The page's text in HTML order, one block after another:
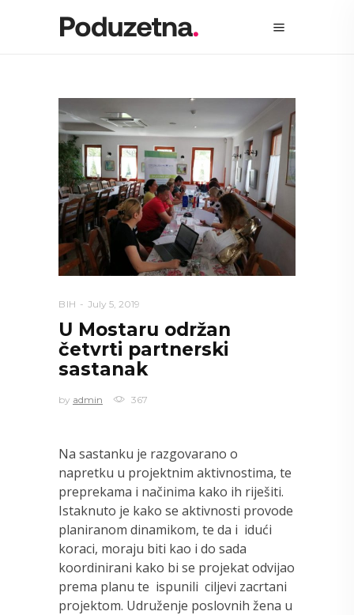
BIH July 5, 2019
U Mostaru održan
četvrti partnerski
sastanak
by admin 367
Na sastanku je razgovarano o
napretku u projektnim aktivnostima, te
preprekama i načinima kako ih riješiti.
Istaknuto je kako se aktivnosti provode
planiranom dinamikom, te da i idući
koraci, moraju biti kao i do sada
koordinirani kako bi se projekat odvijao
prema planu te ispunili ciljevi zacrtani
projektom. Udruženje poslovnih žena u